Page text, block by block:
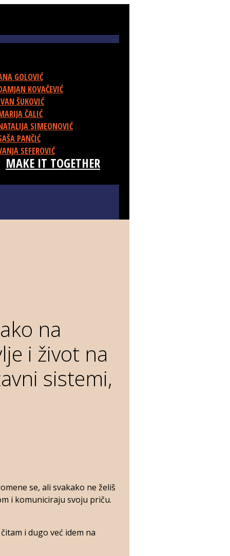
GOLOVIĆ
KOVAČEVIĆ
ŠUKOVIĆ
ČALIĆ
SIMEONOVIĆ
PANČIĆ
SEFEROVIĆ
MAKE IT TOGETHER
na
i život na
sistemi,
se, ali svakako ne želiš
i komuniciraju svoju priču.
i dugo već idem na